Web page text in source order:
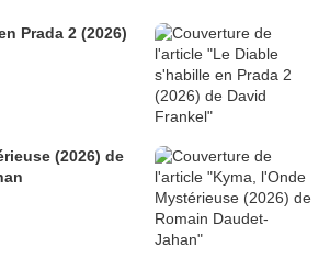
Prada 2 (2026)
(2026) de